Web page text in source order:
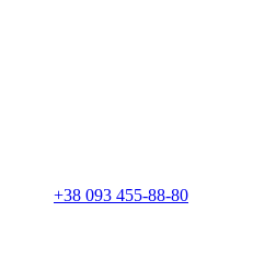
+38 093 455-88-80